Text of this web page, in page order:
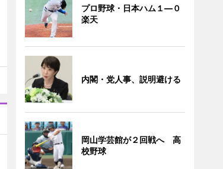
プロ野球・日本ハム１―０
楽天
内閣・党人事、説明避ける
岡山学芸館が２回戦へ 高
校野球